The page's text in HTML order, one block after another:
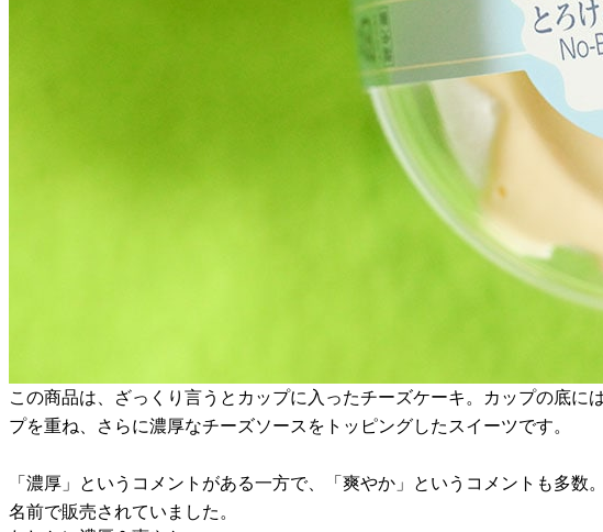
この商品は、ざっくり言うとカップに入ったチーズケーキ。カップの底
プを重ね、さらに濃厚なチーズソースをトッピングしたスイーツです。
「濃厚」というコメントがある一方で、「爽やか」というコメントも多
名前で販売されていました。